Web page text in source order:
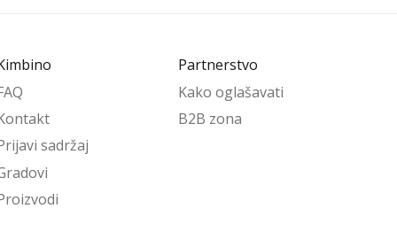
sadržaj
Partnerstvo
Kako oglašavati
B2B zona